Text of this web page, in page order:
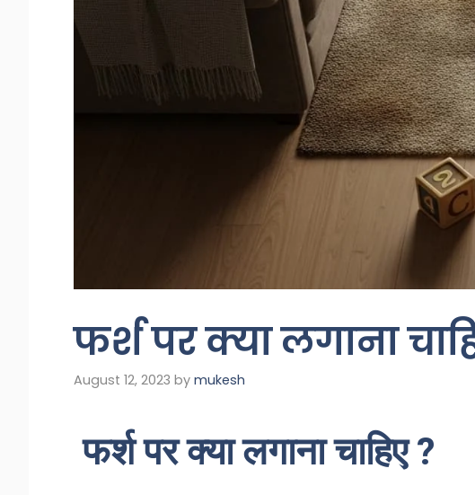
फर्श पर क्या लगाना
August 12, 2023 by mukesh
फर्श पर क्या लगाना चाहिए ?